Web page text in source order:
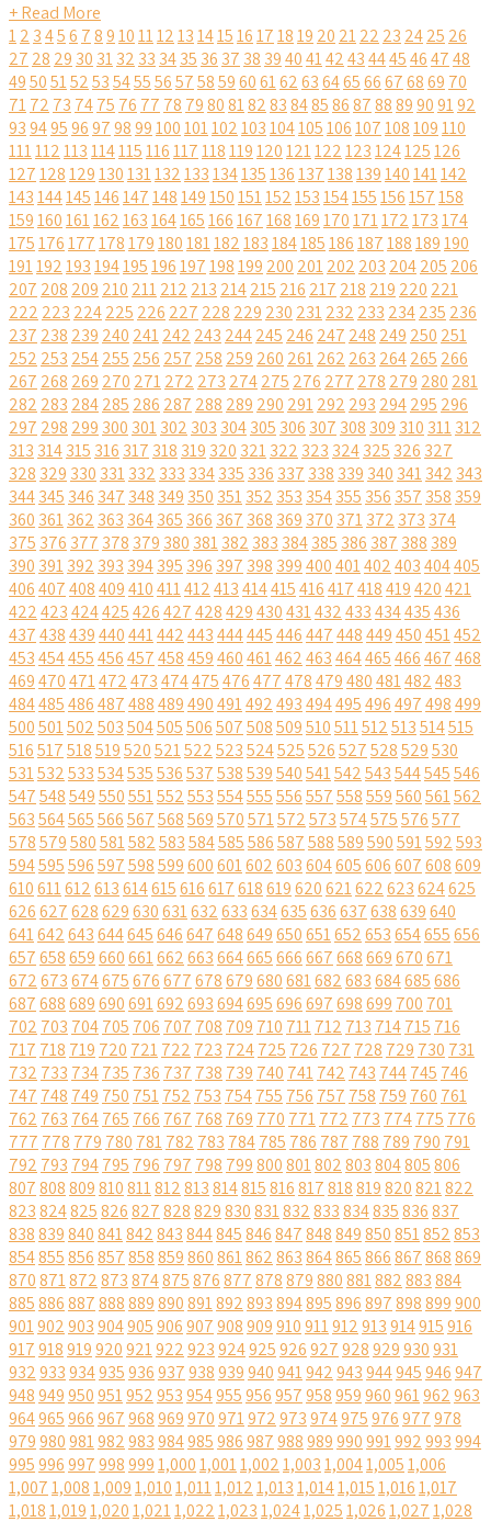
+ Read More
12 3456 78910111213141516171819 20 2122 23 2425 26
27 28 29 30 3132 33 3435 36 37 38 39404142434445464748
495051525354555657585960616263646566676869 70
7172 73 7475 76 77 78 7980818283848586878889909192
93949596979899100101102103104105106107108109110
111112113114115116117118119120121122123124125126
127128129130131132133134135136137138139140141142
143144145146147148149150151152153154155156157158
159160161162163164165166167168169170171172173174
175176177178179180181182183184185186187188189190
191192193194195196197198199 200 201202 203 204205 206
207 208 209 210 211212 213 214215 216 217 218 219 220 221
222 223 224225 226 227 228 229 230 231232 233 234235 236
237 238 239 240 241242 243 244245 246 247 248 249 250 251
252 253 254255 256 257 258 259 260 261262 263 264265 266
267 268 269 270 271272 273 274275 276 277 278 279 280 281
282 283 284285 286 287 288 289 290 291292 293 294295 296
297 298 299 300 301302 303 304305 306 307 308 309 310 311312
313 314315 316 317 318 319 320 321322 323 324325 326 327
328 329 330 331332 333 334335 336 337 338 339 340 341342 343
344345 346 347 348 349 350 351352 353 354355 356 357 358 359
360 361362 363 364365 366 367 368 369 370 371372 373 374
375 376 377 378 379 380 381382 383 384385 386 387 388 389
390 391392 393 394395 396 397 398 399400401402403404405
406407408409410411412413414415416417418419420421
422423424425426427428429430431432433434435436
437438439440441442443444445446447448449450451452
453454455456457458459460461462463464465466467468
469470471472473474475476477478479480481482483
484485486487488489490491492493494495496497498499
500501502503504505506507508509510511512513514515
516517518519520521522523524525526527528529530
531532533534535536537538539540541542543544545546
547548549550551552553554555556557558559560561562
563564565566567568569570571572573574575576577
578579580581582583584585586587588589590591592593
594595596597598599600601602603604605606607608609
610611612613614615616617618619620621622623624625
626627628629630631632633634635636637638639640
641642643644645646647648649650651652653654655656
657658659660661662663664665666667668669670671
672673674675676677678679680681682683684685686
687688689690691692693694695696697698699 700 701
702 703 704705 706 707 708 709 710 711712 713 714715 716
717 718 719 720 721722 723 724725 726 727 728 729 730 731
732 733 734735 736 737 738 739 740 741742 743 744745 746
747 748 749 750 751752 753 754755 756 757 758 759 760 761
762 763 764765 766 767 768 769 770 771772 773 774775 776
777 778 779 780 781782 783 784785 786 787 788 789 790 791
792 793 794795 796 797 798 799800801802803804805806
807808809810811812813814815816817818819820821822
823824825826827828829830831832833834835836837
838839840841842843844845846847848849850851852853
854855856857858859860861862863864865866867868869
870871872873874875876877878879880881882883884
885886887888889890891892893894895896897898899900
901902903904905906907908909910911912913914915916
917918919920921922923924925926927928929930931
932933934935936937938939940941942943944945946947
948949950951952953954955956957958959960961962963
964965966967968969970971972973974975976977978
979980981982983984985986987988989990991992993994
9959969979989991,0001,0011,0021,0031,0041,0051,006
1,0071,0081,0091,0101,0111,0121,0131,0141,0151,0161,017
1,0181,0191,0201,0211,0221,0231,0241,0251,0261,0271,028